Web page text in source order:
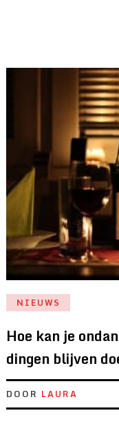
NIEUWS
Hoe kan je
dingen blijven
DOOR LAURA